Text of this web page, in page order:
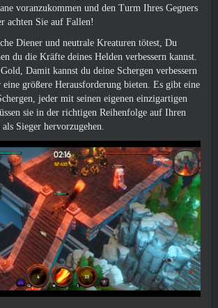
voranzukommen und den Turm Ihres Gegners
achten Sie auf Fallen!
Diener und neutrale Kreaturen tötest, Du
du die Kräfte deines Helden verbessern kannst.
Damit kannst du deine Schergen verbessern
eine größere Herausforderung bieten. Es gibt eine
jeder mit seinen eigenen einzigartigen
sie in der richtigen Reihenfolge auf Ihren
Sieger hervorzugehen.